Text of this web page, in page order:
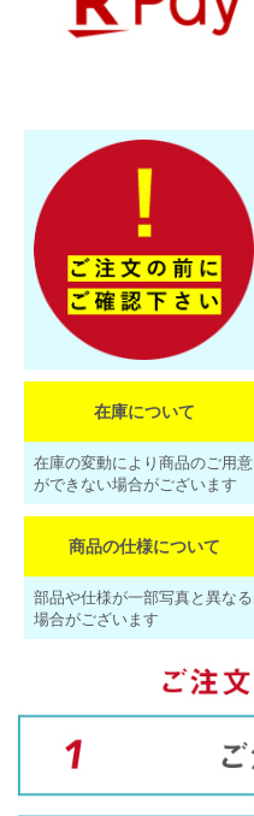
在庫について
在庫の変動により商品のご用意
ができない場合がございます
商品の仕様について
部品や仕様が一部写真と異なる
場合がございます